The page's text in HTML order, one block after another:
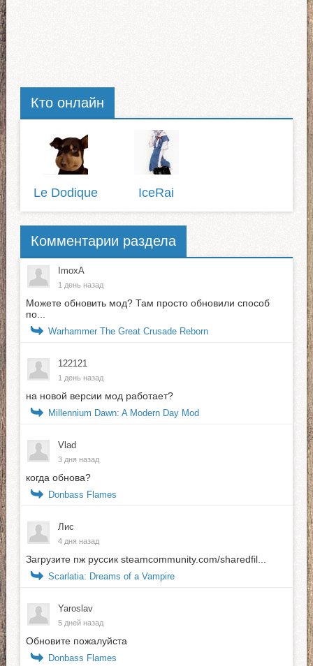
Кто онлайн
Le Dodique IceRai
Комментарии раздела
ImoxA
1 день назад
Можете обновить мод? Там просто обновили способ
по...
Warhammer The Great Crusade Reborn
122121
1 день назад
на новой версии мод работает?
Millennium Dawn: A Modern Day Mod
Vlad
3 дня назад
когда обнова?
Donbass Flames
Лис
4 дня назад
Загрузите пж руссик steamcommunity.com/sharedfil...
Scarlatia: Dreams of a Vampire
Yaroslav
5 дней назад
Обновите пожалуйста
Donbass Flames